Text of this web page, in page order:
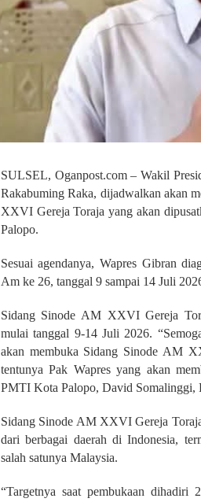
i
P
l
o
k
n
D
i
b
a
W
a
i
l
P
r
e
s
e
n
SULSEL, Oganpost.com – Wakil
Rakabuming Raka, dijadwalkan akan
XXVI Gereja Toraja yang akan
Palopo.
Sesuai agendanya, Wapres Gibran
Am ke 26, tanggal 9 sampai 14 Juli
Sidang Sinode AM XXVI Gereja
mulai tanggal 9-14 Juli 2026.
akan membuka Sidang Sinode AM
tentunya Pak Wapres yang akan
PMTI Kota Palopo, David Somalinggi,
Sidang Sinode AM XXVI Gereja
dari berbagai daerah di Indonesia,
salah satunya Malaysia.
“Targetnya saat pembukaan dihadiri